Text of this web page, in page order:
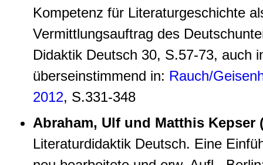
Kompetenz für Literaturgeschichte
Vermittlungsauftrag des
Didaktik Deutsch 30, S.57-73, auch
überseinstimmend in: Rauch/
2012, S.331-348
Abraham, Ulf und Matthis Kepser
Literaturdidaktik Deutsch. Eine